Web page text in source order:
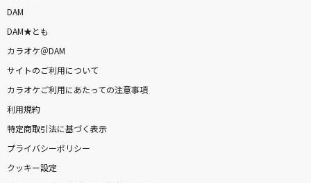
DAM
DAM★とも
カラオケ＠DAM
サイトのご利用について
カラオケご利用にあたっての注意事項
利用規約
特定商取引法に基づく表示
プライバシーポリシー
クッキー設定